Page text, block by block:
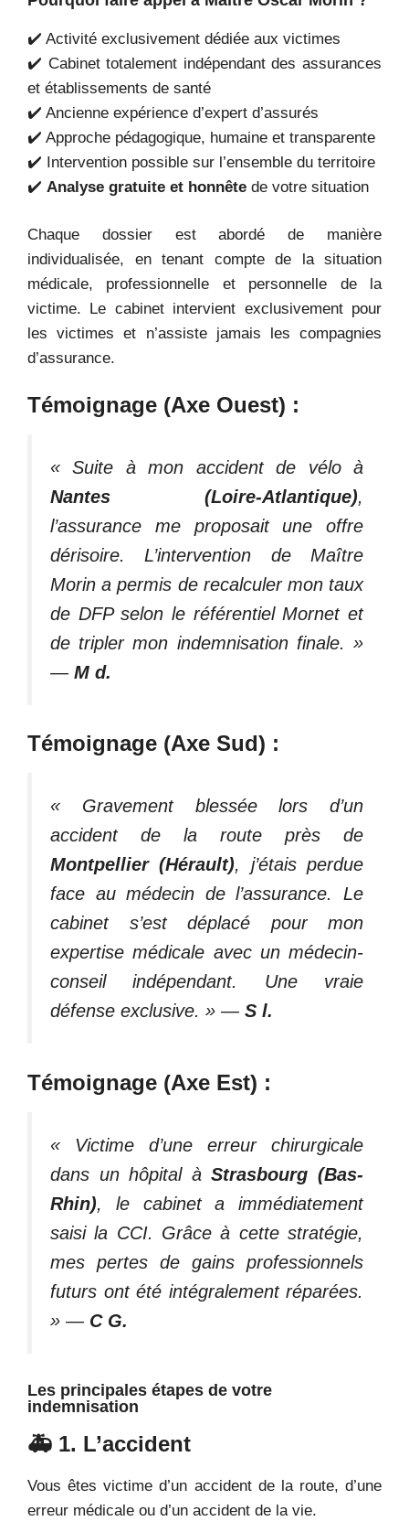
✔️ Activité exclusivement dédiée aux victimes
✔️ Cabinet totalement indépendant des assurances
et établissements de santé
✔️ Ancienne expérience d’expert d’assurés
✔️ Approche pédagogique, humaine et transparente
✔️ Intervention possible sur l’ensemble du territoire
✔️ Analyse gratuite et honnête de votre situation
Chaque dossier est abordé de manière
individualisée, en tenant compte de la situation
médicale, professionnelle et personnelle de la
victime. Le cabinet intervient exclusivement pour
les victimes et n’assiste jamais les compagnies
d’assurance.
Témoignage (Axe Ouest) :
« Suite à mon accident de vélo à
Nantes (Loire-Atlantique),
l’assurance me proposait une offre
dérisoire. L’intervention de Maître
Morin a permis de recalculer mon taux
de DFP selon le référentiel Mornet et
de tripler mon indemnisation finale. »
— M d.
Témoignage (Axe Sud) :
« Gravement blessée lors d’un
accident de la route près de
Montpellier (Hérault), j’étais perdue
face au médecin de l’assurance. Le
cabinet s’est déplacé pour mon
expertise médicale avec un médecin-
conseil indépendant. Une vraie
défense exclusive. » — S l.
Témoignage (Axe Est) :
« Victime d’une erreur chirurgicale
dans un hôpital àStrasbourg (Bas-
Rhin), le cabinet a immédiatement
saisi la CCI. Grâce à cette stratégie,
mes pertes de gains professionnels
futurs ont été intégralement réparées.
» — C G.
Les principales étapes de votre
indemnisation
🚑 1. L’accident
Vous êtes victime d’un accident de la route, d’une
erreur médicale ou d’un accident de la vie.